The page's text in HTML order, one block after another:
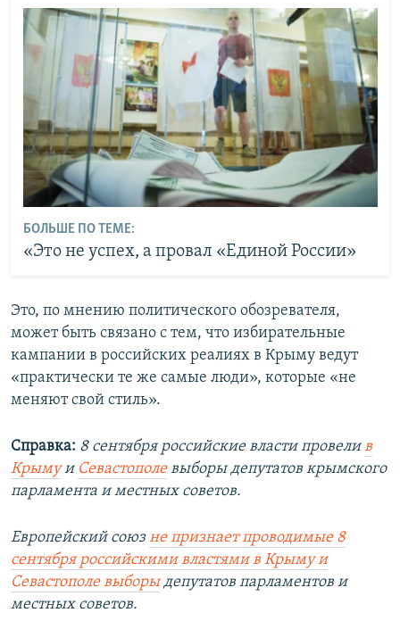
БОЛЬШЕ ПО ТЕМЕ:
«Это не успех, а провал «Единой России»
Это, по мнению политического обозревателя,
может быть связано с тем, что избирательные
кампании в российских реалиях в Крыму ведут
«практически те же самые люди», которые «не
меняют свой стиль».
Справка: 8 сентября российские власти провелив
Крымуи Севастополевыборы депутатов крымского
парламента и местных советов.​
Европейский союзне признает проводимые 8
сентября российскими властями в Крыму и
Севастополе выборыдепутатов парламентов и
местных советов.